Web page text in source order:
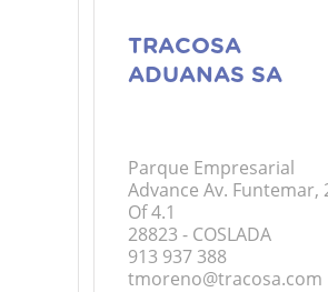
TRACOSA
ADUANAS SA
Parque Empresarial
Advance Av. Funtemar,
Of 4.1
28823 - COSLADA
913 937 388
tmoreno@tracosa.com